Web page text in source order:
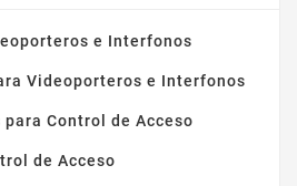
e Interfonos
Videoporteros e Interfonos
Control de Acceso
de Acceso